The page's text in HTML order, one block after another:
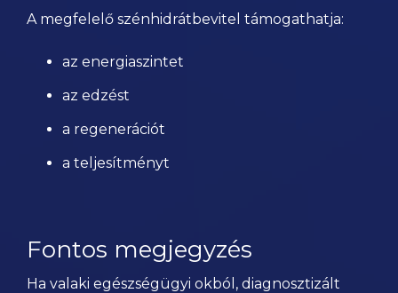
A megfelelő szénhidrátbevitel támogathatja:
az energiaszintet
az edzést
a regenerációt
a teljesítményt
Fontos megjegyzés
Ha valaki egészségügyi okból, diagnosztizált